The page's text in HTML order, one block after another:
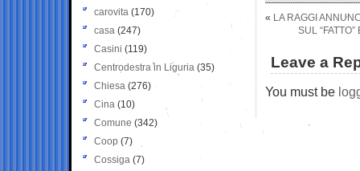
« LA RAGGI
SUL
Leave a
You must be
carovita (170)
casa (247)
Casini (119)
Centrodestra in Liguria (35)
Chiesa (276)
Cina (10)
Comune (342)
Coop (7)
Cossiga (7)